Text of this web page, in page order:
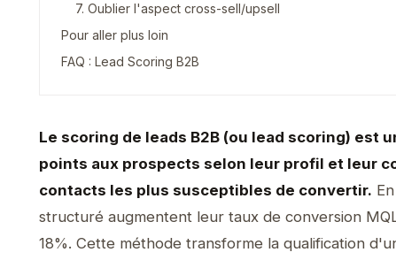
7. Oublier l'aspect cross-sell/upsell
Pour aller plus loin
FAQ : Lead Scoring B2B
Le scoring de leads B2B (ou lead scoring) est
points aux prospects selon leur profil et leur
contacts les plus susceptibles de convertir.
structuré augmentent leur taux de conversion
18%. Cette méthode transforme la qualification